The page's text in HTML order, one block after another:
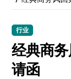
行业
经典商
请函